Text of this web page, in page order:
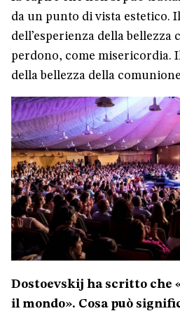
da un punto di vista estetico.
dell’esperienza della bellezza
perdono, come misericordia.
della bellezza della
Dostoevskij ha scritto che
il mondo». Cosa può